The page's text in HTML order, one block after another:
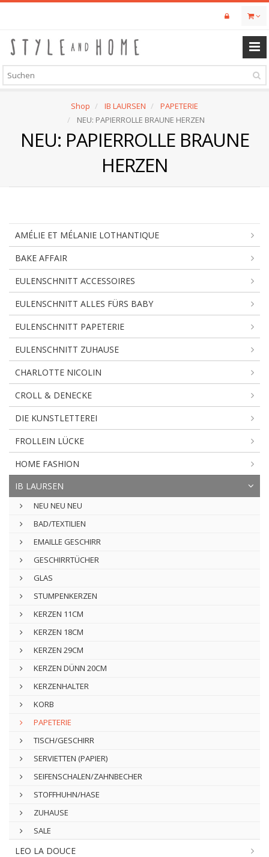
Skip
content
Shop IB LAURSEN
PAPETERIE
NEU: PAPIERROLLE BRAUNE HERZEN
NEU: PAPIERROLLE BRAUNE
HERZEN
AMÉLIE ET MÉLANIE LOTHANTIQUE
BAKE AFFAIR
EULENSCHNITT ACCESSOIRES
EULENSCHNITT ALLES FÜRS BABY
EULENSCHNITT PAPETERIE
EULENSCHNITT ZUHAUSE
CHARLOTTE NICOLIN
CROLL & DENECKE
DIE KUNSTLETTEREI
FROLLEIN LÜCKE
HOME FASHION
IB LAURSEN
NEU NEU NEU
BAD/TEXTILIEN
EMAILLE GESCHIRR
GESCHIRRTÜCHER
GLAS
STUMPENKERZEN
KERZEN 11CM
KERZEN 18CM
KERZEN 29CM
KERZEN DÜNN 20CM
KERZENHALTER
KORB
PAPETERIE
TISCH/GESCHIRR
SERVIETTEN (PAPIER)
SEIFENSCHALEN/ZAHNBECHER
STOFFHUHN/HASE
ZUHAUSE
SALE
LEO LA DOUCE